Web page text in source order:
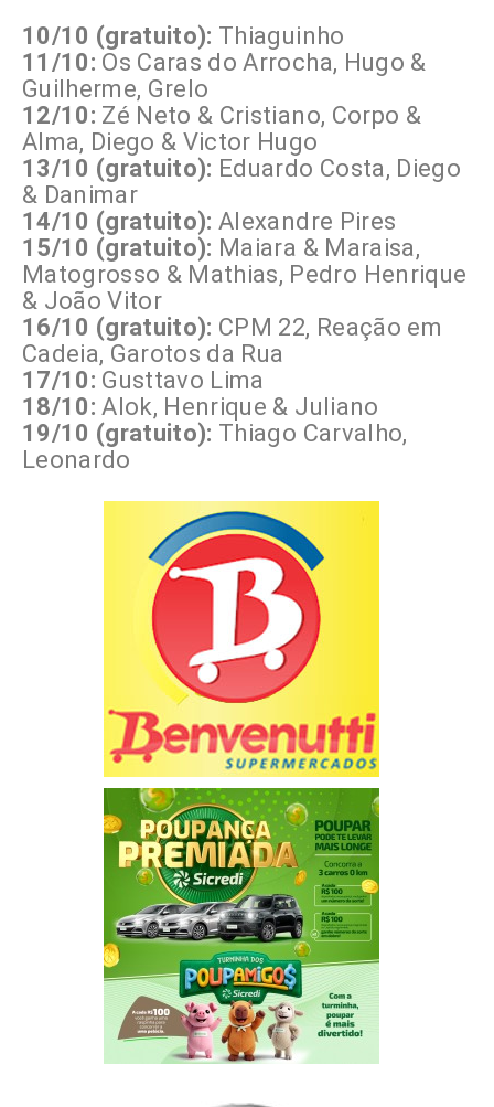
10/10 (gratuito): Thiaguinho
11/10: Os Caras do Arrocha, Hugo &
Guilherme, Grelo
12/10: Zé Neto & Cristiano, Corpo &
Alma, Diego & Victor Hugo
13/10 (gratuito): Eduardo Costa, Diego
& Danimar
14/10 (gratuito): Alexandre Pires
15/10 (gratuito): Maiara & Maraisa,
Matogrosso & Mathias, Pedro Henrique
& João Vitor
16/10 (gratuito): CPM 22, Reação em
Cadeia, Garotos da Rua
17/10: Gusttavo Lima
18/10: Alok, Henrique & Juliano
19/10 (gratuito): Thiago Carvalho,
Leonardo